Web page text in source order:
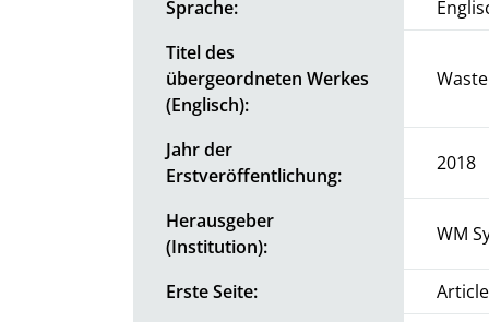
Sprache:
Titel des
übergeordneten Werkes
(Englisch):
Jahr der
Erstveröffentlichung:
2018
Herausgeber
(Institution):
WM
Erste Seite: